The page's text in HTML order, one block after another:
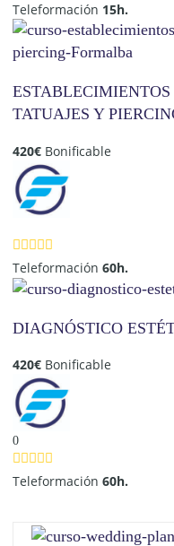
Teleformación 15h.
TATUAJES Y
420€ Bonificable
Teleformación60h.
DIAGNÓSTICO
420€ Bonificable
0
Teleformación60h.